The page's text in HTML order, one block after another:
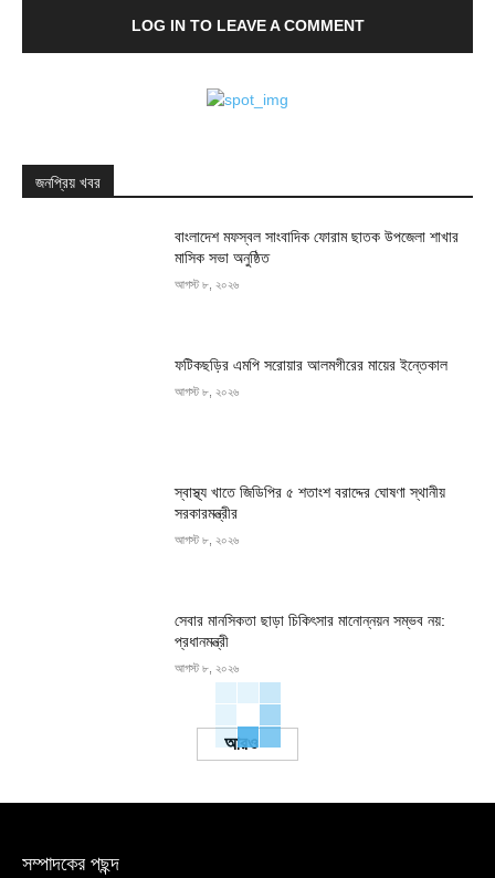
LOG IN TO LEAVE A COMMENT
জনপ্রিয় খবর
বাংলাদেশ মফস্বল সাংবাদিক ফোরাম ছাতক উপজেলা শাখার
মাসিক সভা অনুষ্ঠিত
আগস্ট ৮, ২০২৬
ফটিকছড়ির এমপি সরোয়ার আলমগীরের মায়ের ইন্তেকাল
আগস্ট ৮, ২০২৬
স্বাস্থ্য খাতে জিডিপির ৫ শতাংশ বরাদ্দের ঘোষণা স্থানীয়
সরকারমন্ত্রীর
আগস্ট ৮, ২০২৬
সেবার মানসিকতা ছাড়া চিকিৎসার মানোন্নয়ন সম্ভব নয়:
প্রধানমন্ত্রী
আগস্ট ৮, ২০২৬
Load more
সম্পাদকের পছন্দ